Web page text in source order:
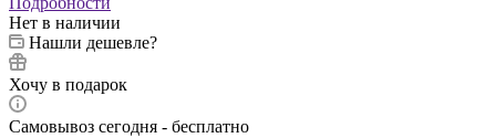
Нет в наличии
Нашли дешевле?
Хочу в подарок
Самовывоз сегодня - бесплатно